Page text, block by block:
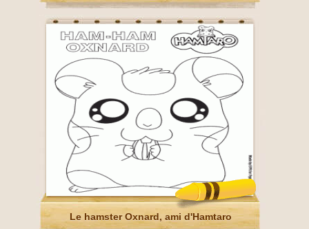
Le hamster Oxnard, ami d'Hamtaro